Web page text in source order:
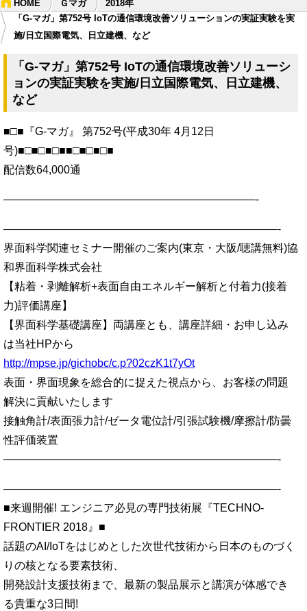
HOME Ｇマガ
2018年
「G-マガ」第752号 IoTの通信環境改善ソリューションの実証実験を実
施/日立国際電気、日立建機、など
「G-マガ」第752号 IoTの通信環境改善ソリューシ
ョンの実証実験を実施/日立国際電気、日立建機、
など
■□■『G-マガ』 第752号(平成30年 4月12日
号)■□■□■□■■□■□■□■
配信数64,000通
———————————————————————-
—————————————————————————-
界面科学関連セミナー開催のご案内(東京・大阪/聴講無料)協
和界面科学株式会社
【粘着・剥離解析+表面自由エネルギー解析と付着力(接着
力)評価講座】
【界面科学基礎講座】両講座とも、講座詳細・お申し込み
は当社HPから
http://mpse.jp/gichobc/c.p?02czK1t7yOt
表面・界面現象を総合的に捉えた視点から、お客様の問題
解決に貢献いたします
接触角計/表面張力計/ゼータ電位計/引張試験機/摩擦計/防曇
性評価装置
—————————————————————————-
—————————————————————————-
■来週開催! エンジニア必見の専門技術展『TECHNO-
FRONTIER 2018』■
話題のAI/IoTをはじめとした次世代技術から日本のものづく
りの核となる要素技術、
開発設計支援技術まで、最新の製品展示と講演が体感でき
る貴重な3日間!